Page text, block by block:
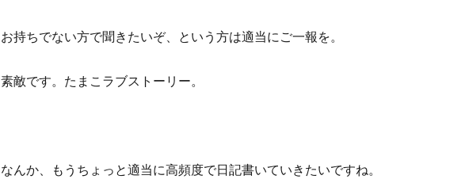
お持ちでない方で聞きたいぞ、という方は適当にご一報を。
素敵です。たまこラブストーリー。
なんか、もうちょっと適当に高頻度で日記書いていきたいですね。